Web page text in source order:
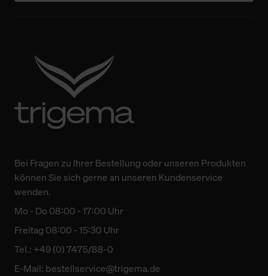
Bei Fragen zu Ihrer Bestellung oder unseren Produkten
können Sie sich gerne an unseren Kundenservice
wenden.
Mo - Do 08:00 - 17:00 Uhr
Freitag 08:00 - 15:30 Uhr
Tel.: +49 (0) 7475/88-0
E-Mail: bestellservice@trigema.de